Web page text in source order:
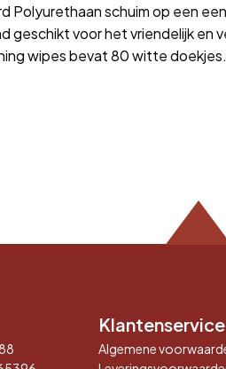
schuim op een
voor het vriendelijk en
wipes bevat 80 witte doekjes.
Klantenservice
Algemene